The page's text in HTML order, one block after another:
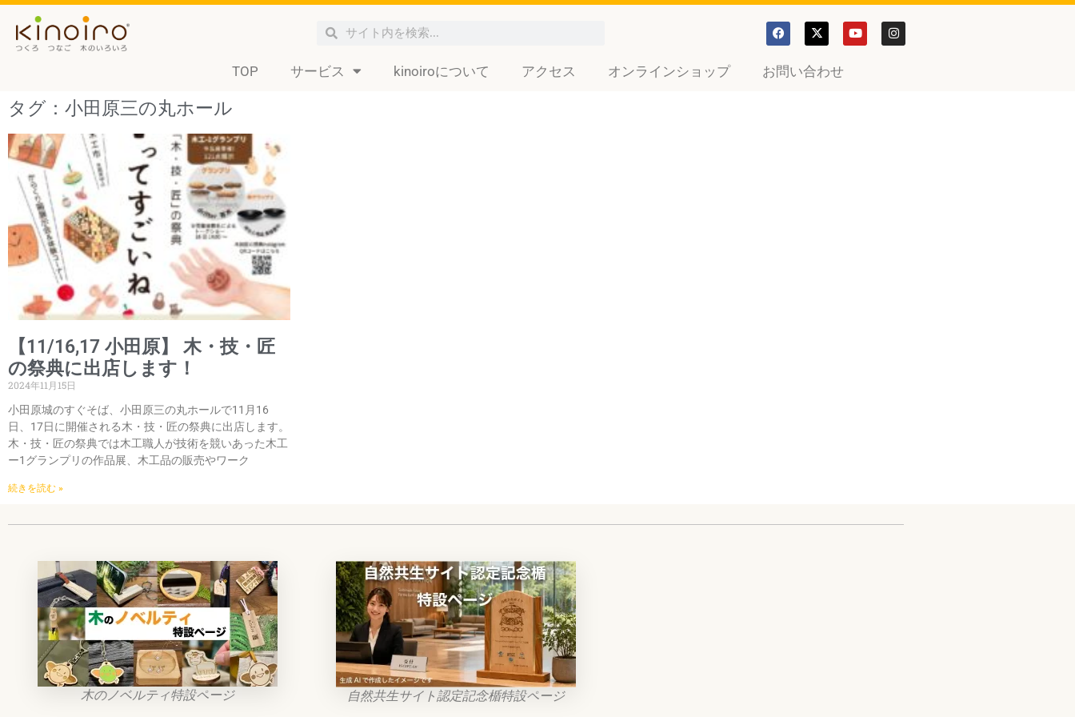
TOP サービス kinoiroについて アクセス オンラインショップ お問い合わせ
タグ：小田原三の丸ホール
【11/16,17 小田原】 木・技・匠
の祭典に出店します！
2024年11月15日
小田原城のすぐそば、小田原三の丸ホールで11月16
日、17日に開催される木・技・匠の祭典に出店します。
木・技・匠の祭典では木工職人が技術を競いあった木工
ー1グランプリの作品展、木工品の販売やワーク
続きを読む »
木のノベルティ特設ページ 自然共生サイト認定記念楯特設ページ